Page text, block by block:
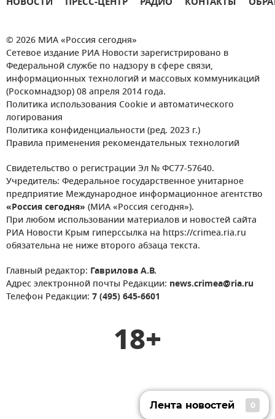
© 2026 МИА «Россия сегодня»
Сетевое издание РИА Новости зарегистрировано в
Федеральной службе по надзору в сфере связи,
информационных технологий и массовых коммуникаций
(Роскомнадзор) 08 апреля 2014 года.
Политика использования Cookie и автоматического
логирования
Политика конфиденциальности (ред. 2023 г.)
Правила применения рекомендательных технологий
Свидетельство о регистрации Эл № ФС77-57640.
Учредитель: Федеральное государственное унитарное
предприятие Международное информационное агентство
«Россия сегодня» (МИА «Россия сегодня»).
При любом использовании материалов и новостей сайта
РИА Новости Крым гиперссылка на https://crimea.ria.ru
обязательна не ниже второго абзаца текста.
Главный редактор: Гаврилова А.В.
Адрес электронной почты Редакции: news.crimea@ria.ru
Телефон Редакции: 7 (495) 645-6601
18+
Лента новостей 0